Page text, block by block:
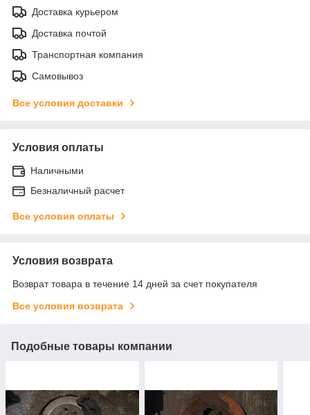
Доставка курьером
Доставка почтой
Транспортная компания
Самовывоз
Все условия доставки
Условия оплаты
Наличными
Безналичный расчет
Все условия оплаты
Условия возврата
Возврат товара в течение 14 дней за счет покупателя
Все условия возврата
Подобные товары компании